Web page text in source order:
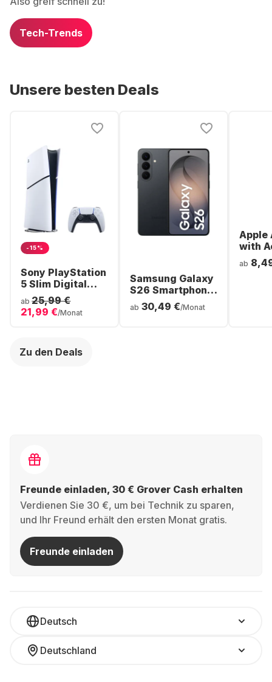
Tech-Trends
Unsere besten Deals
-15%
Sony PlayStation
5 Slim Digital
Console
ab 25,99 €
21,99 €/Monat
Samsung Galaxy
S26 Smartphone
- 256GB - Dual
SIM
ab 30,49 €/Monat
Apple
with
Noise
ab
Zu den Deals
Freunde einladen, 30 € Grover Cash erhalten
Verdienen Sie 30 €, um bei Technik zu sparen,
und Ihr Freund erhält den ersten Monat gratis.
Freunde einladen
Deutsch
Deutschland